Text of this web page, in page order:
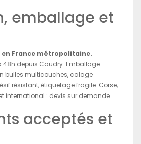
emballage et
France métropolitaine.
48h depuis Caudry. Emballage
bulles multicouches, calage
résistant, étiquetage fragile. Corse,
international : devis sur demande.
acceptés et